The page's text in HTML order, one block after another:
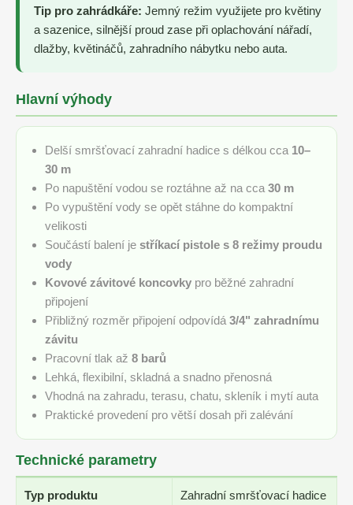
Tip pro zahrádkáře: Jemný režim využijete pro květiny
a sazenice, silnější proud zase při oplachování nářadí,
dlažby, květináčů, zahradního nábytku nebo auta.
Hlavní výhody
Delší smršťovací zahradní hadice s délkou cca 10–
30 m
Po napuštění vodou se roztáhne až na cca 30 m
Po vypuštění vody se opět stáhne do kompaktní
velikosti
Součástí balení je stříkací pistole s 8 režimy proudu
vody
Kovové závitové koncovky pro běžné zahradní
připojení
Přibližný rozměr připojení odpovídá 3/4" zahradnímu
závitu
Pracovní tlak až 8 barů
Lehká, flexibilní, skladná a snadno přenosná
Vhodná na zahradu, terasu, chatu, skleník i mytí auta
Praktické provedení pro větší dosah při zalévání
Technické parametry
Typ produktu Zahradní smršťovací hadice